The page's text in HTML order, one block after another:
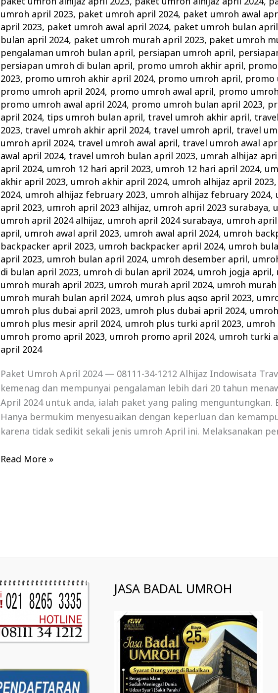
umroh april 2023, paket umroh april 2024, paket umroh awal
april 2023, paket umroh awal april 2024, paket umroh bulan
bulan april 2024, paket umroh murah april 2023, paket umroh
pengalaman umroh bulan april, persiapan umroh april,
persiapan umroh di bulan april, promo umroh akhir april,
2023, promo umroh akhir april 2024, promo umroh april, promo
promo umroh april 2024, promo umroh awal april, promo
promo umroh awal april 2024, promo umroh bulan april 2023,
april 2024, tips umroh bulan april, travel umroh akhir april,
2023, travel umroh akhir april 2024, travel umroh april, travel
umroh april 2024, travel umroh awal april, travel umroh awal
awal april 2024, travel umroh bulan april 2023, umrah alhijaz
april 2024, umroh 12 hari april 2023, umroh 12 hari april 2024,
akhir april 2023, umroh akhir april 2024, umroh alhijaz april 2023,
2024, umroh alhijaz february 2023, umroh alhijaz february 2024,
april 2023, umroh april 2023 alhijaz, umroh april 2023 surabaya,
umroh april 2024 alhijaz, umroh april 2024 surabaya, umroh
april, umroh awal april 2023, umroh awal april 2024, umroh
backpacker april 2023, umroh backpacker april 2024, umroh
april 2023, umroh bulan april 2024, umroh desember april,
di bulan april 2023, umroh di bulan april 2024, umroh jogja april,
umroh murah april 2023, umroh murah april 2024, umroh
umroh murah bulan april 2024, umroh plus aqso april 2023,
umroh plus dubai april 2023, umroh plus dubai april 2024,
umroh plus mesir april 2024, umroh plus turki april 2023, umroh
umroh promo april 2023, umroh promo april 2024, umroh turki
april 2024
Paket Umroh April 2024 — 08111-34-1212 Alhijaz Indowisata
kemenag dan mempunyai pengalaman lebih dari 20 tahun
April 2024 untuk anda, ialah paket yang paling menguntungkan.
Hanya bermukim menyesuaikan dengan keperluan dan
karena tidak sedikit sekali jenis umroh April ini. Melaksanakan
Read More »
JASA BADAL UMROH